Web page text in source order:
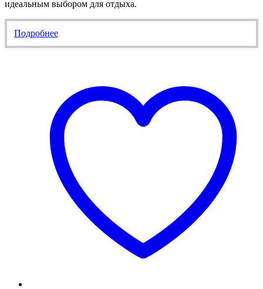
идеальным выбором для отдыха.
Подробнее